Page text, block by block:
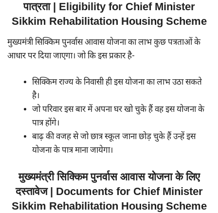
पात्रता | Eligibility for Chief Minister
Sikkim Rehabilitation Housing Scheme
मुख्यमंत्री सिक्किम पुनर्वास आवास योजना का लाभ कुछ पत्रताओं के
आधार पर दिया जाएगा। जो कि इस प्रकार है-
सिक्किम राज्य के निवासी ही इस योजना का लाभ उठा सकते
है।
जो परिवार इस बार में अपना घर खो चुके हैं वह इस योजना के
पात्र होंगे।
बाढ़ की वजह से जो छात्र स्कूल जाना छोड़ चुके हैं उन्हें इस
योजना के पात्र माना जायेगा।
मुख्यमंत्री सिक्किम पुनर्वास आवास योजना के लिए
दस्तावेज | Documents for Chief Minister
Sikkim Rehabilitation Housing Scheme